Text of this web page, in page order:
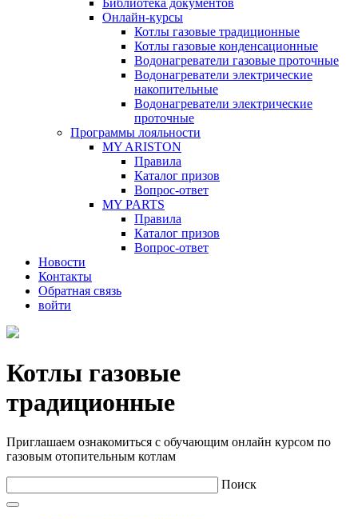
Библиотека документов
Онлайн-курсы
Котлы газовые традиционные
Котлы газовые конденсационные
Водонагреватели газовые проточные
Водонагреватели электрические
накопительные
Водонагреватели электрические
проточные
Программы лояльности
MY ARISTON
Правила
Каталог призов
Вопрос-ответ
MY PARTS
Правила
Каталог призов
Вопрос-ответ
Новости
Контакты
Обратная связь
войти
Котлы газовые
традиционные
Приглашаем ознакомиться с обучающим онлайн курсом по
газовым отопительным котлам
Поиск